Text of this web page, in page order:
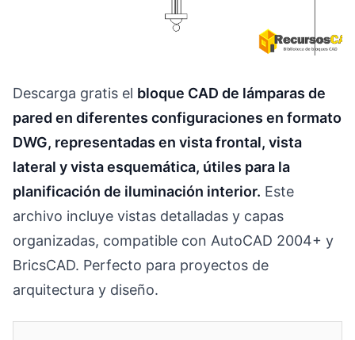
Descarga gratis el bloque CAD de lámparas de
pared en diferentes configuraciones en formato
DWG, representadas en vista frontal, vista
lateral y vista esquemática, útiles para la
planificación de iluminación interior. Este
archivo incluye vistas detalladas y capas
organizadas, compatible con AutoCAD 2004+ y
BricsCAD. Perfecto para proyectos de
arquitectura y diseño.